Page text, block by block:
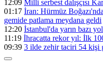
12:09 Milli serbest dalışçısı
01:17 İran: Hürmüz
gemide patlama meydana geldi
12:20 İstanbul'da yarın bazı
11:19 İhracatta rekor yıl: İlk
09:39 3 ilde zehir taciri 54 kişi